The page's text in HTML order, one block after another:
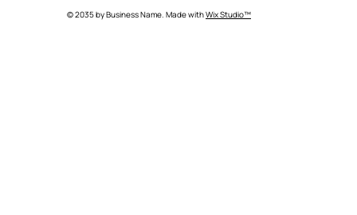
© 2035 by Business Name. Made withWix Studio™